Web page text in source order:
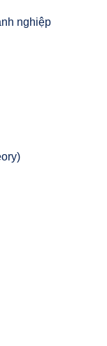
nghiệp